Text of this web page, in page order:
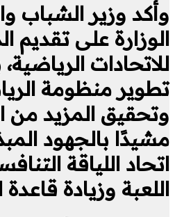
وأكد وزير الشباب
الوزارة على تقديم
للاتحادات
تطوير منظومة
وتحقيق المزيد من
مشيدًا بالجهود
اتحاد اللياقة
اللعبة وزيادة